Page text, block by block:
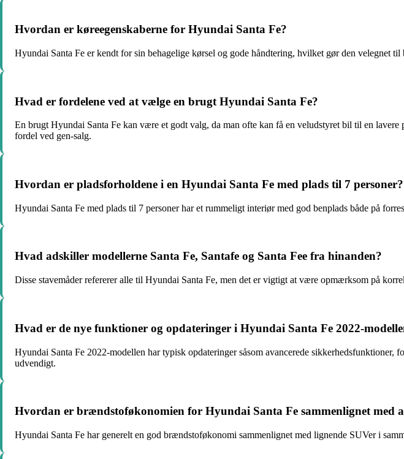
Hvordan er køreegenskaberne for Hyundai Santa Fe?
Hyundai Santa Fe er kendt for sin behagelige kørsel og gode håndtering, hvilket gør den velegnet
Hvad er fordelene ved at vælge en brugt Hyundai Santa Fe?
En brugt Hyundai Santa Fe kan være et godt valg, da man ofte kan få en veludstyret bil til en
fordel ved gen-salg.
Hvordan er pladsforholdene i en Hyundai Santa Fe med plads til 7 personer?
Hyundai Santa Fe med plads til 7 personer har et rummeligt interiør med god benplads både på
Hvad adskiller modellerne Santa Fe, Santafe og Santa Fee fra hinanden?
Disse stavemåder refererer alle til Hyundai Santa Fe, men det er vigtigt at være opmærksom på
Hvad er de nye funktioner og opdateringer i Hyundai Santa Fe 2022-
Hyundai Santa Fe 2022-modellen har typisk opdateringer såsom avancerede
udvendigt.
Hvordan er brændstoføkonomien for Hyundai Santa Fe sammenlignet med
Hyundai Santa Fe har generelt en god brændstoføkonomi sammenlignet med lignende SUVer i